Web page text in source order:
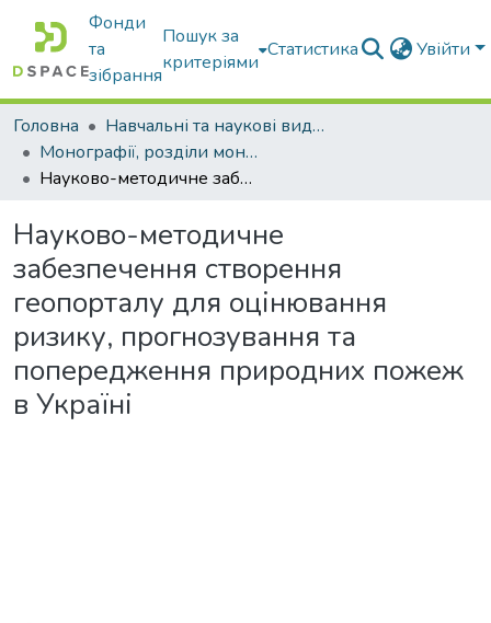
Фонди
та
зібрання
Пошук за
критеріями
Статистика Увійти
Головна
Навчальні та наукові видання
Монографії, розділи монографій, доповіді
Науково-методичне забезпечення створення геопорталу для оцінювання ризику, прогнозування та попередження природних пожеж в Україні
Науково-методичне
забезпечення створення
геопорталу для оцінювання
ризику, прогнозування та
попередження природних пожеж
в Україні